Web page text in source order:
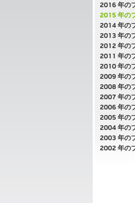
2016 年の
2015 年の
2014 年の
2013 年の
2012 年の
2011 年の
2010 年の
2009 年の
2008 年の
2007 年の
2006 年の
2005 年の
2004 年の
2003 年の
2002 年の